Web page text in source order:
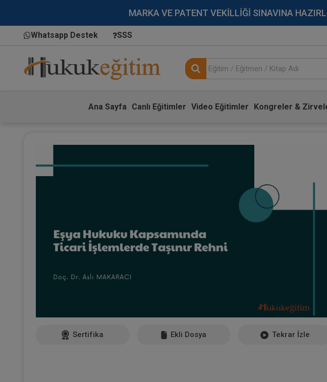
MARKA VE PATENT VEKİLLİĞİ SINAVINA
Whatsapp Destek SSS
Ana Sayfa Canlı Eğitimler Video Eğitimler Kongreler &
Sertifika Ekli Dosya Tekrar İzle